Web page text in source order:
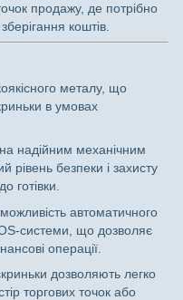
продажу, де потрібно
коштів.
металу, що
в умовах
надійним механічним
рівень безпеки і захисту
готівки.
автоматичного
системи, що дозволяє
операції.
дозволяють легко
торгових точок або